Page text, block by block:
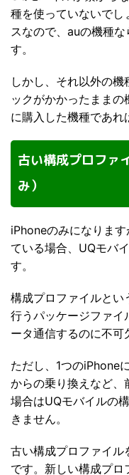
種を使っていないで
スなので、auの機種
す。
しかし、それ以外の
ックがかかったまま
に購入した機種であれ
古い構成プロファ
み）
iPhoneのみになりま
ている場合、UQモバ
す。
構成プロファイルとい
行うパッケージファイ
ータ通信するのに不可
ただし、1つのiPhone
からの乗り換えなど、
場合はUQモバイルの
きません。
古い構成プロファイル
です。新しい構成プ